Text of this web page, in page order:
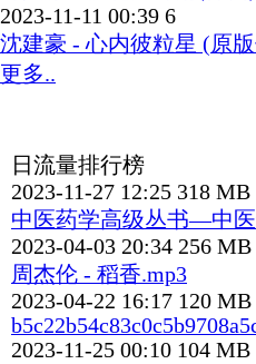
2023-11-11 00:39 6
沈建豪 - 心内彼粒星 (原
更多..
日流量排行榜
2023-11-27 12:25 318 MB
中医药学高级丛书—中
2023-04-03 20:34 256 MB
周杰伦 - 稻香.mp3
2023-04-22 16:17 120 MB
2023-11-25 00:10 104 MB